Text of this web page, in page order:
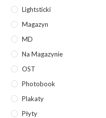
Lightsticki
Magazyn
MD
Na Magazynie
OST
Photobook
Plakaty
Płyty